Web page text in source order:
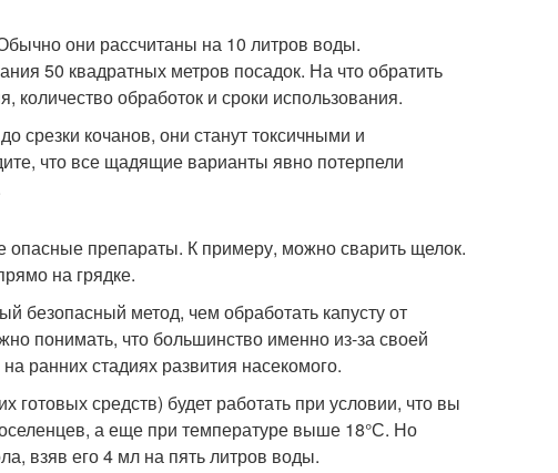
они рассчитаны на 10 литров воды.
50 квадратных метров посадок. На что обратить
обработок и сроки использования.
срезки кочанов, они станут токсичными и
что все щадящие варианты явно потерпели
опасные препараты. К примеру, можно сварить щелок.
на грядке.
безопасный метод, чем обработать капусту от
понимать, что большинство именно из-за своей
ранних стадиях развития насекомого.
готовых средств) будет работать при условии, что вы
а еще при температуре выше 18°С. Но
взяв его 4 мл на пять литров воды.